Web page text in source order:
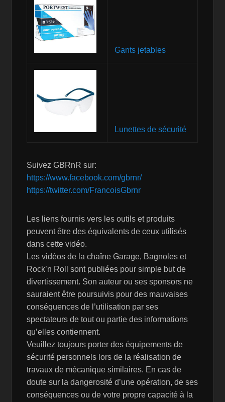
Gants jetables
Lunettes de sécurité
Suivez GBRnR sur:
https://www.facebook.com/gbrnr/
https://twitter.com/FrancoisGbrnr
Les liens fournis vers les outils et produits
peuvent être des équivalents de ceux utilisés
dans cette vidéo.
Les vidéos de la chaîne Garage, Bagnoles et
Rock’n Roll sont publiées pour simple but de
divertissement. Son auteur ou ses sponsors ne
sauraient être poursuivis pour des mauvaises
conséquences de l’utilisation par ses
spectateurs de tout ou partie des informations
qu’elles contiennent.
Veuillez toujours porter des équipements de
sécurité personnels lors de la réalisation de
travaux de mécanique similaires. En cas de
doute sur la dangerosité d’une opération, de ses
conséquences ou de votre propre capacité à la